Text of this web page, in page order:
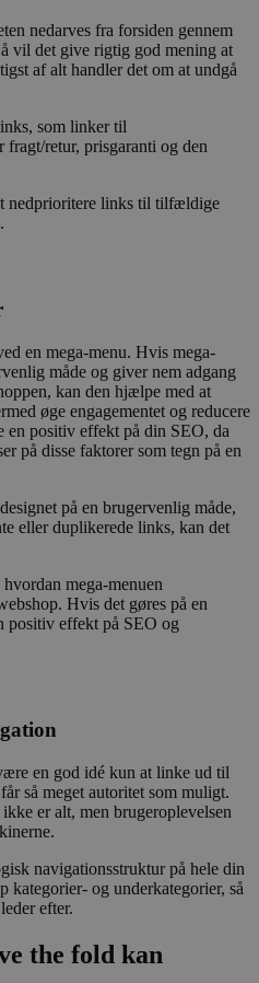
nedarves fra forsiden gennem
vil det give rigtig god mening at
af alt handler det om at undgå
som linker til
fragt/retur, prisgaranti og den
nedprioritere links til tilfældige
en mega-menu. Hvis mega-
måde og giver nem adgang
kan den hjælpe med at
øge engagementet og reducere
en positiv effekt på din SEO, da
på disse faktorer som tegn på en
på en brugervenlig måde,
eller duplikerede links, kan det
mega-menuen
Hvis det gøres på en
positiv effekt på SEO og
en god idé kun at linke ud til
så meget autoritet som muligt.
er alt, men brugeroplevelsen
navigationsstruktur på hele din
kategorier- og underkategorier, så
efter.
the fold kan